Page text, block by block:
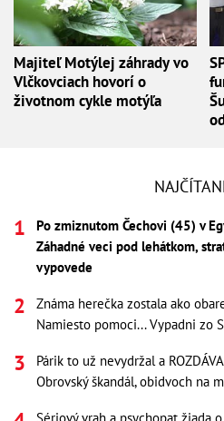
Majiteľ Motýlej záhrady vo
Vlčkovciach hovorí o
životnom cykle motýľa
Po zmiznutom Čechovi (45) v
Záhadné veci pod lehátkom,
vypovede
Známa herečka zostala ako
Namiesto pomoci... Vypadni zo
Párik to už nevydržal a
Obrovský škandál, obidvoch na